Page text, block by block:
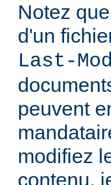
Notez
d'un
Last-
peuvent
modifiez
contenu,